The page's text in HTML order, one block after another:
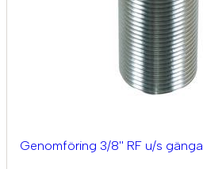
Genomföring 3/8'' RF u/s gänga